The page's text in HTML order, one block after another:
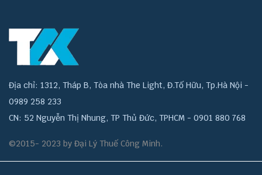
Địa chỉ: 1312, Tháp B, Tòa nhà The Light, Đ.Tố Hữu, Tp.Hà Nội -
0989 258 233
CN: 52 Nguyễn Thị Nhung, TP Thủ Đức, TPHCM - 0901 880 768
©2015- 2023 by Đại Lý Thuế Công Minh.